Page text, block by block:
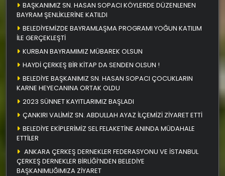
BAŞKANIMIZ SN. HASAN SOPACI KÖYLERDE DÜZENLENEN
BAYRAM ŞENLİKLERİNE KATILDI
BELEDİYEMİZDE BAYRAMLAŞMA PROGRAMI YOĞUN KATILIM
İLE GERÇEKLEŞTİ
KURBAN BAYRAMIMIZ MÜBAREK OLSUN
HAYDİ ÇERKEŞ BİR KİTAP DA SENDEN OLSUN !
BELEDİYE BAŞKANIMIZ SN. HASAN SOPACI ÇOCUKLARIN
KARNE HEYECANINA ORTAK OLDU
2023 SÜNNET KAYITLARIMIZ BAŞLADI
ÇANKIRI VALİMİZ SN. ABDULLAH AYAZ İLÇEMİZİ ZİYARET ETTİ
BELEDİYE EKİPLERİMİZ SEL FELAKETİNE ANINDA MÜDAHALE
ETTİLER
ANKARA ÇERKEŞ DERNEKLER FEDERASYONU VE İSTANBUL
ÇERKEŞ DERNEKLER BİRLİĞİ’NDEN BELEDİYE
BAŞKANIMLIĞIMIZA ZİYARET